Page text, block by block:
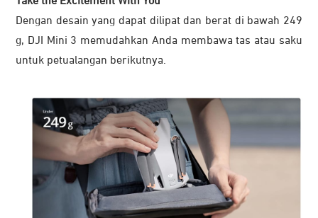
Dengan desain yang dapat dilipat dan berat di bawah 249
g, DJI Mini 3 memudahkan Anda membawa tas atau saku
untuk petualangan berikutnya.